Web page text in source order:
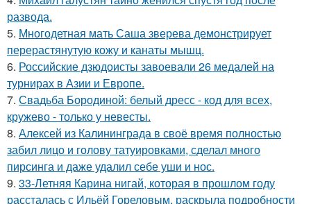
развода.
5. Многодетная мать Саша зверева демонстрирует
перерастянутую кожу и канаты мышц.
6. Российские дзюдоисты завоевали 26 медалей на
турнирах в Азии и Европе.
7. Свадьба Бородиной: белый дресс - код для всех,
кружево - только у невесты.
8. Алексей из Калининграда в своё время полностью
забил лицо и голову татуировками, сделал много
пирсинга и даже удалил себе уши и нос.
9. 33-Летняя Карина нигай, которая в прошлом году
рассталась с Ильёй Гореловым, раскрыла подробности